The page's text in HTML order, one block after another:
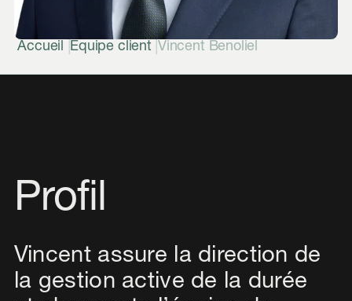
Accueil Équipe client Vincent Benoliel
Profil
Vincent assure la direction de
la gestion active de la durée